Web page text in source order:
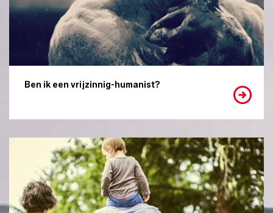
Ben ik een vrijzinnig-humanist?